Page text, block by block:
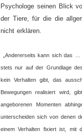
Psychologe seinen Blick
der Tiere, für die die
nicht erklären.
„Andererseits kann sich das
stets nur auf der Grundlage
kein Verhalten gibt, das
Bewegungen realisiert wird,
angeborenen Momenten
unterscheiden sich von denen
einem Verhalten fixiert ist, mit